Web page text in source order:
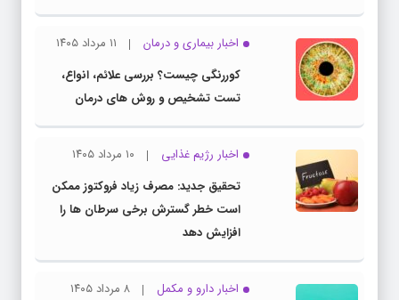
اخبار بیماری و درمان
۱۱ مرداد ۱۴۰۵
کوررنگی چیست؟ بررسی علائم، انواع،
تست تشخیص و روش های درمان
اخبار رژیم غذایی
۱۰ مرداد ۱۴۰۵
تحقیق جدید: مصرف زیاد فروکتوز ممکن
است خطر گسترش برخی سرطان ها را
افزایش دهد
اخبار دارو و مکمل
۸ مرداد ۱۴۰۵